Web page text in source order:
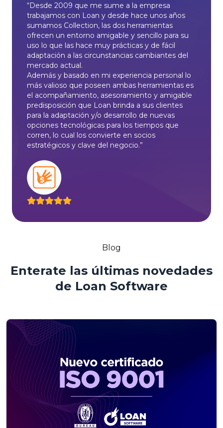
“Desde 2009 que me sume a la empresa
trabajamos con Loan y desde hace unos años
sumamos Collection, las dos herramientas
ofrecen un entorno amigable y sencillo para su
uso lo que las hace muy prácticas y de fácil
adaptación a las circunstancias cambiantes del
mercado actual.
Además y basado en mi experiencia personal lo
más valioso que poseen ambas herramientas es
el acompañamiento, asesoramiento y amigable
predisposición que Loan brinda a sus clientes
para la adaptación y/o desarrollo de nuevas
opciones tecnológicas para los tiempos que
corren, lo cual los convierte en socios
estratégicos y clave del negocio.”
Blog
Enterate las últimas novedades
de Loan Software